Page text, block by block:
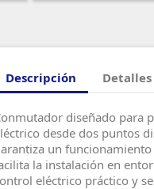
Descripción
diseñado para
desde dos puntos
un
la instalación en
eléctrico práctico y